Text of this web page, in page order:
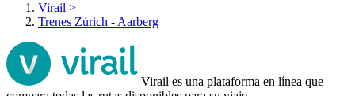
Virail >
Trenes Zúrich - Aarberg
Virail es una plataforma en línea que